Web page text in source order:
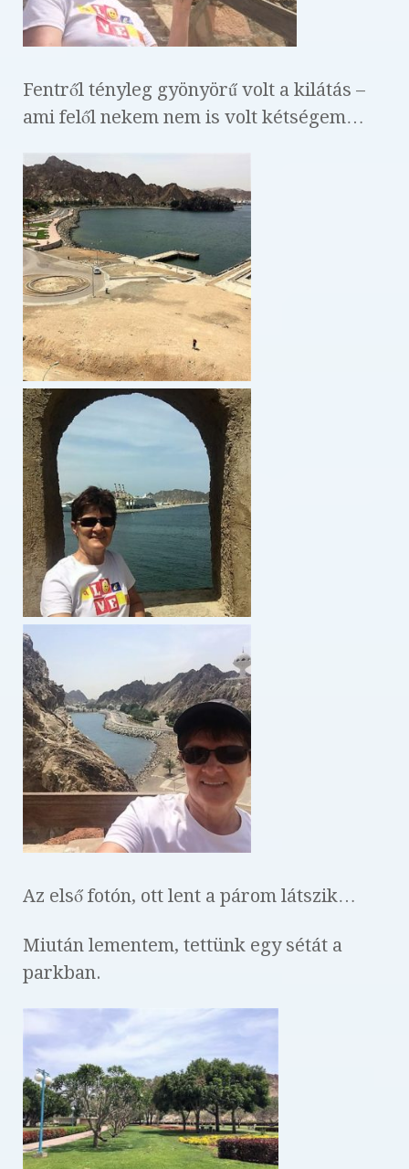
Fentről tényleg gyönyörű volt a kilátás –
ami felől nekem nem is volt kétségem…
Az első fotón, ott lent a párom látszik…
Miután lementem, tettünk egy sétát a
parkban.